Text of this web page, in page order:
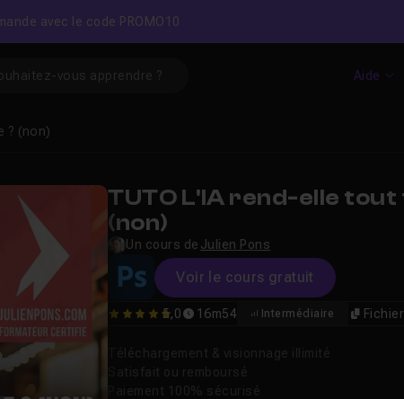
avec le code PROMO10
Aide
? (non)
TUTO L'IA rend-elle tout
(non)
Un cours de Julien Pons
Voir le cours gratuit
5 5,0 16m54 Intermédiaire